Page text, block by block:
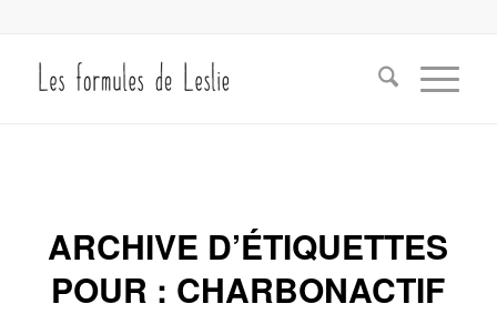
ARCHIVE D’ÉTIQUETTES
POUR : CHARBONACTIF